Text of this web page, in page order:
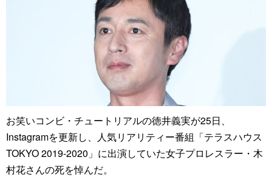
お笑いコンビ・チュートリアルの徳井義実が25日、
Instagramを更新し、人気リアリティー番組「テラスハウス
TOKYO 2019-2020」に出演していた女子プロレスラー・木
村花さんの死を悼んだ。